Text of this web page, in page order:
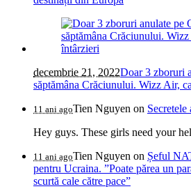
decembrie 21, 2022Doar 3 zboruri
săptămâna Crăciunului. Wizz Air,
11 ani agoTien Nguyen on Secretele
Hey guys. These girls need your
11 ani agoTien Nguyen on Șeful
pentru Ucraina. ”Poate părea un
scurtă cale către pace”